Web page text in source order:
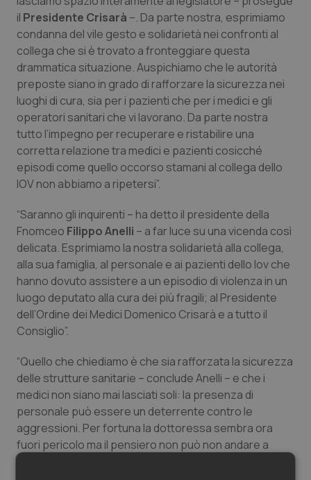
Quotidiano Cardiologia
Quotidiano Chirurgia
Quotidiano Oncologia
Quotidiano Pediatria
Rene & patologie urogenitali
Salute orale & impianti
Sangue & coagulazione
Tiroide
Tumore al seno
Tumore ovarico
Tumori del Polmone & Testa Collo
Tumori gastrointestinali
Ulcera & Reflusso
il Presidente Crisarà –. Da parte nostra, esprimiamo
condanna del vile gesto e solidarietà nei confronti al
collega che si è trovato a fronteggiare questa
drammatica situazione. Auspichiamo che le autorità
preposte siano in grado di rafforzare la sicurezza nei
luoghi di cura, sia per i pazienti che per i medici e gli
operatori sanitari che vi lavorano. Da parte nostra
tutto l’impegno per recuperare e ristabilire una
corretta relazione tra medici e pazienti cosicché
episodi come quello occorso stamani al collega dello
IOV non abbiamo a ripetersi”.
“Saranno gli inquirenti – ha detto il presidente della
Fnomceo Filippo Anelli – a far luce su una vicenda così
delicata. Esprimiamo la nostra solidarietà alla collega,
alla sua famiglia, al personale e ai pazienti dello Iov che
hanno dovuto assistere a un episodio di violenza in un
luogo deputato alla cura dei più fragili; al Presidente
dell’Ordine dei Medici Domenico Crisarà e a tutto il
Consiglio”.
“Quello che chiediamo è che sia rafforzata la sicurezza
delle strutture sanitarie – conclude Anelli – e che i
medici non siano mai lasciati soli: la presenza di
personale può essere un deterrente contro le
aggressioni. Per fortuna la dottoressa sembra ora
fuori pericolo ma il pensiero non può non andare a